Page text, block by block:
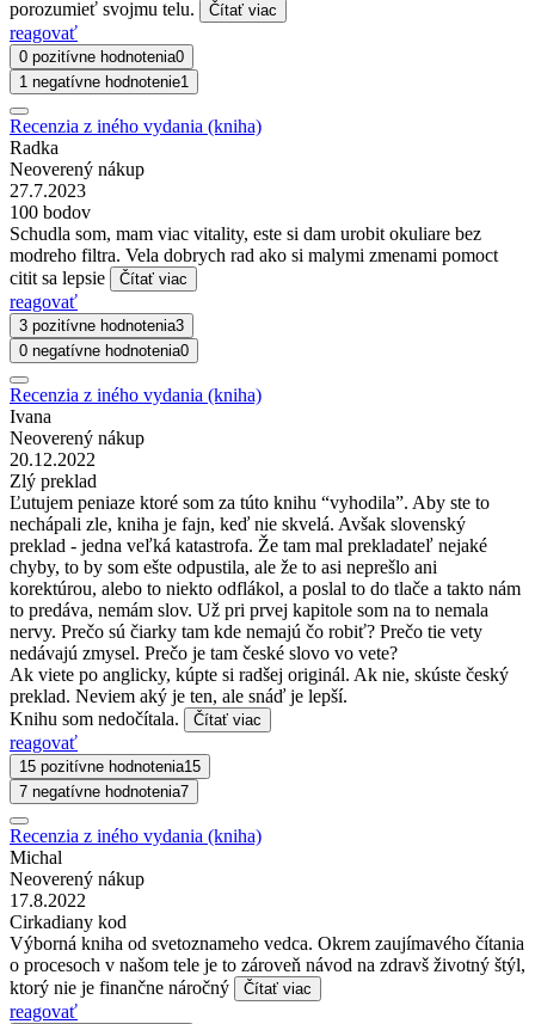
porozumieť svojmu telu.
Čítať viac
reagovať
0 pozitívne hodnotenia0
1 negatívne hodnotenie1
Recenzia z iného vydania (kniha)
Radka
Neoverený nákup
27.7.2023
100 bodov
Schudla som, mam viac vitality, este si dam urobit okuliare bez
modreho filtra. Vela dobrych rad ako si malymi zmenami pomoct
citit sa lepsie
Čítať viac
reagovať
3 pozitívne hodnotenia3
0 negatívne hodnotenia0
Recenzia z iného vydania (kniha)
Ivana
Neoverený nákup
20.12.2022
Zlý preklad
Ľutujem peniaze ktoré som za túto knihu “vyhodila”. Aby ste to
nechápali zle, kniha je fajn, keď nie skvelá. Avšak slovenský
preklad - jedna veľká katastrofa. Že tam mal prekladateľ nejaké
chyby, to by som ešte odpustila, ale že to asi neprešlo ani
korektúrou, alebo to niekto odflákol, a poslal to do tlače a takto nám
to predáva, nemám slov. Už pri prvej kapitole som na to nemala
nervy. Prečo sú čiarky tam kde nemajú čo robiť? Prečo tie vety
nedávajú zmysel. Prečo je tam české slovo vo vete?
Ak viete po anglicky, kúpte si radšej originál. Ak nie, skúste český
preklad. Neviem aký je ten, ale snáď je lepší.
Knihu som nedočítala.
Čítať viac
reagovať
15 pozitívne hodnotenia15
7 negatívne hodnotenia7
Recenzia z iného vydania (kniha)
Michal
Neoverený nákup
17.8.2022
Cirkadiany kod
Výborná kniha od svetoznameho vedca. Okrem zaujímavého čítania
o procesoch v našom tele je to zároveň návod na zdravš životný štýl,
ktorý nie je finančne náročný
Čítať viac
reagovať